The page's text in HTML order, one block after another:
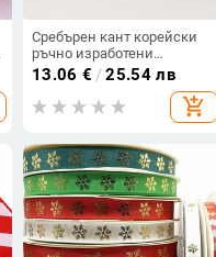
Сребърен кант корейски
ръчно изработени
аксесоари за коса
опаковъчна лента
полиестерна памучна
кутия панделка фабрика
директна доставка
13.06 € /25.54 лв
add_shopping_cart